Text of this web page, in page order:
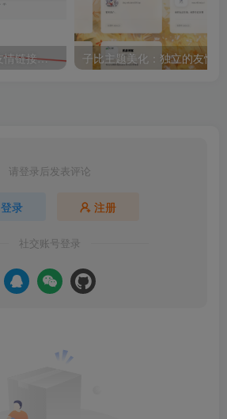
子比主题美化-自助友情链接申请（2）
请登录后发表评论
登录 注册
社交账号登录